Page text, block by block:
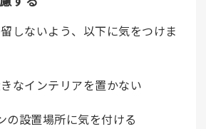
しないよう、以下に気をつけま
なインテリアを置かない
の設置場所に気を付ける